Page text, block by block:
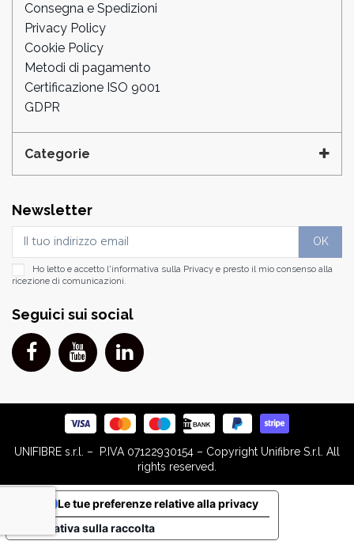
Consegna e Spedizioni
Privacy Policy
Cookie Policy
Metodi di pagamento
Certificazione ISO 9001
GDPR
Categorie
Newsletter
Ho letto e accetto l'informativa sulla Privacy e presto il mio consenso alla
ricezione di comunicazioni.
Seguici sui social
UNIFIBRE s.r.l. – P.IVA 07122930154 – Copyright Unifibre S.r.l. All
rights reserved.
Informativa sulla raccolta
Le tue preferenze relative alla privacy